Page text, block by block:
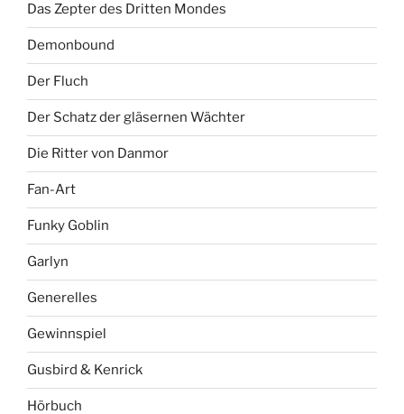
Das Zepter des Dritten Mondes
Demonbound
Der Fluch
Der Schatz der gläsernen Wächter
Die Ritter von Danmor
Fan-Art
Funky Goblin
Garlyn
Generelles
Gewinnspiel
Gusbird & Kenrick
Hörbuch